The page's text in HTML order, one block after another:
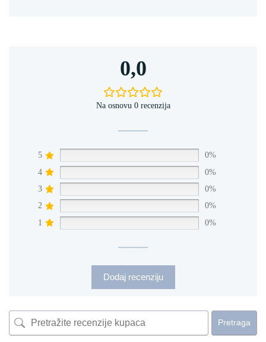
0,0
Na osnovu 0 recenzija
5
0%
4
0%
3
0%
2
0%
1
0%
Dodaj recenziju
Pretraga